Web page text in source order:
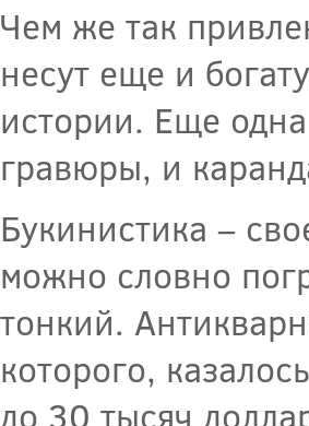
Чем же так
несут еще и
истории. Еще
гравюры, и
Букинистика –
можно словно
тонкий.
которого,
до 30 тысяч